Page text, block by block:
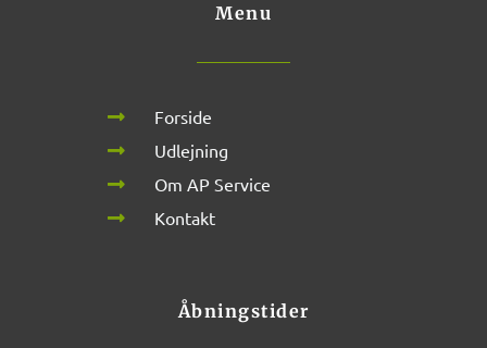
Menu
Forside
Udlejning
Om AP Service
Kontakt
Åbningstider